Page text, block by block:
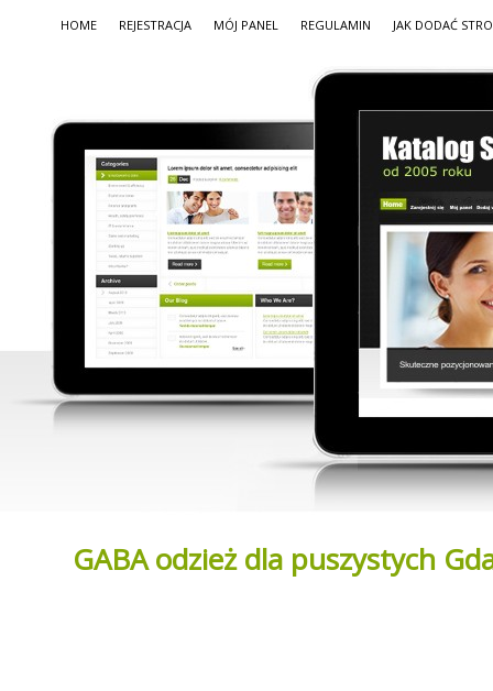
HOME REJESTRACJA MÓJ PANEL REGULAMIN JAK DODAĆ
GABA odzież dla puszystych